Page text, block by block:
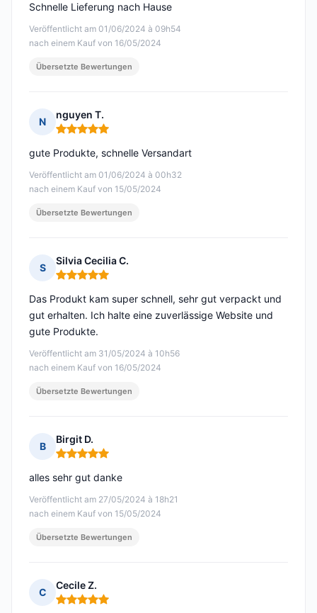
Veröffentlicht am 01/06/2024 à 09h54
nach einem Kauf von 16/05/2024
Schnelle Lieferung nach Hause
Übersetzte Bewertungen
N
nguyen T.
Hinweis: 5 von 5
Veröffentlicht am 01/06/2024 à 00h32
nach einem Kauf von 15/05/2024
gute Produkte, schnelle Versandart
Übersetzte Bewertungen
S
Silvia Cecilia C.
Hinweis: 5 von 5
Veröffentlicht am 31/05/2024 à 10h56
nach einem Kauf von 16/05/2024
Das Produkt kam super schnell, sehr gut verpackt und
gut erhalten. Ich halte eine zuverlässige Website und
gute Produkte.
Übersetzte Bewertungen
B
Birgit D.
Hinweis: 5 von 5
Veröffentlicht am 27/05/2024 à 18h21
nach einem Kauf von 15/05/2024
alles sehr gut danke
Übersetzte Bewertungen
C
Cecile Z.
Hinweis: 5 von 5